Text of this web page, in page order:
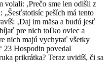
volali: ‚Prečo sme len odišli z
„Šesťstotisíc peších má tento
‚Daj im mäsa a budú jesť
pre nich toľko oviec a
nich majú vychytať všetky
23 Hospodin povedal
prikrátka? Teraz uvidíš, či sa